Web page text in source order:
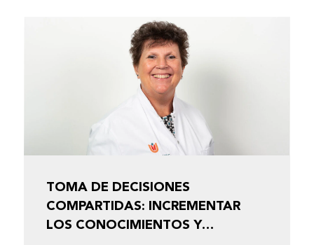
TOMA DE DECISIONES
COMPARTIDAS: INCREMENTAR
LOS CONOCIMIENTOS Y